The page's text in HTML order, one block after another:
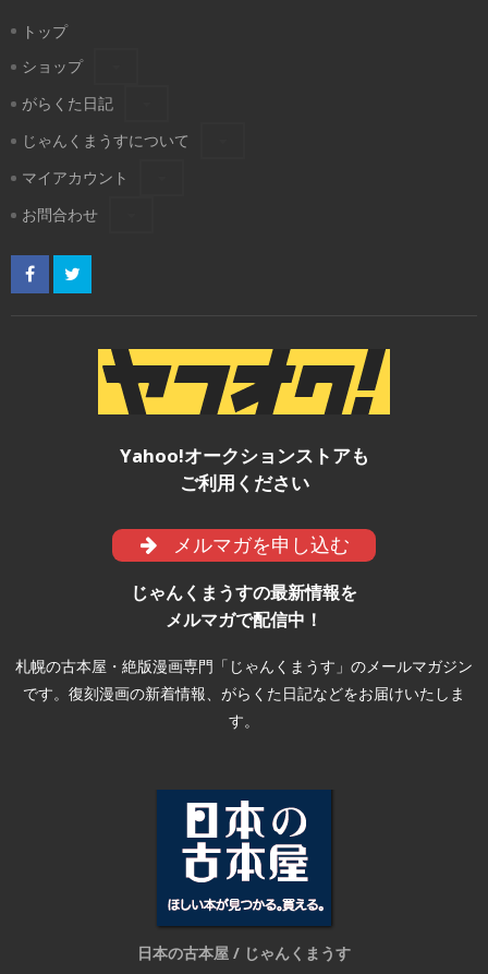
トップ
ショップ
がらくた日記
じゃんくまうすについて
マイアカウント
お問合わせ
Yahoo!オークションストアも
ご利用ください
メルマガを申し込む
じゃんくまうすの最新情報を
メルマガで配信中！
札幌の古本屋・絶版漫画専門「じゃんくまうす」のメールマガジン
です。復刻漫画の新着情報、がらくた日記などをお届けいたしま
す。
日本の古本屋 / じゃんくまうす